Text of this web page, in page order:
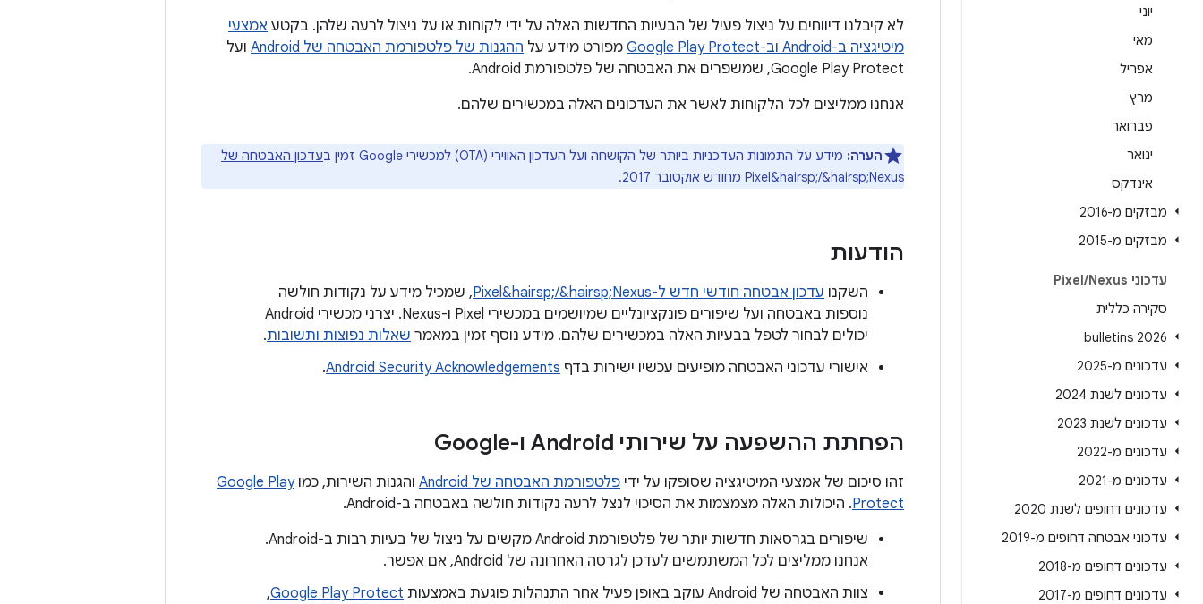
יוני
מאי
אפריל
מרץ
פברואר
ינואר
אינדקס
מבזקים מ-2016
מבזקים מ-2015
עדכוני Pixel /Nexus
סקירה כללית
2026 bulletins
עדכונים מ-2025
עדכונים לשנת 2024
עדכונים לשנת 2023
עדכונים מ-2022
עדכונים מ-2021
עדכונים דחופים לשנת 2020
עדכוני אבטחה דחופים מ-2019
עדכונים דחופים מ-2018
עדכונים דחופים מ-2017
לא קיבלנו דיווחים על ניצול פעיל של הבעיות החדשות האלה על ידי לקוחות או על ניצול לרעה שלהן. בקטע אמצעי
מיטיגציה ב-Android וב-Google Play Protect
מפורט מידע על ההגנות של פלטפורמת האבטחה של Android
ועל
Google Play Protect, שמשפרים את האבטחה של פלטפורמת Android.
אנחנו ממליצים לכל הלקוחות לאשר את העדכונים האלה במכשירים שלהם.
הערה: מידע על התמונות העדכניות ביותר של הקושחה ועל העדכון האווירי (OTA) למכשירי Google זמין ב
עדכון האבטחה של
Pixel&hairsp;/&hairsp;Nexus מחודש אוקטובר 2017
.
הודעות
השקנו עדכון אבטחה חודשי חדש ל-Pixel&hairsp;/&hairsp;Nexus
, שמכיל מידע על נקודות חולשה
נוספות באבטחה ועל שיפורים פונקציונליים שמיושמים במכשירי Pixel ו-Nexus. יצרני מכשירי Android
יכולים לבחור לטפל בבעיות האלה במכשירים שלהם. מידע נוסף זמין במאמר שאלות נפוצות ותשובות.
אישורי עדכוני האבטחה מופיעים עכשיו ישירות בדף Android Security Acknowledgements
.
הפחתת ההשפעה על שירותי Android ו-Google
זהו סיכום של אמצעי המיטיגציה שסופקו על ידי פלטפורמת האבטחה של Android והגנות השירות, כמוGoogle Play
Protect. היכולות האלה מצמצמות את הסיכוי לנצל לרעה נקודות חולשה באבטחה ב-Android.
שיפורים בגרסאות חדשות יותר של פלטפורמת Android מקשים על ניצול של בעיות רבות ב-Android.
אנחנו ממליצים לכל המשתמשים לעדכן לגרסה האחרונה של Android, אם אפשר.
צוות האבטחה של Android עוקב באופן פעיל אחר התנהלות פוגעת באמצעות
Google Play Protect
,